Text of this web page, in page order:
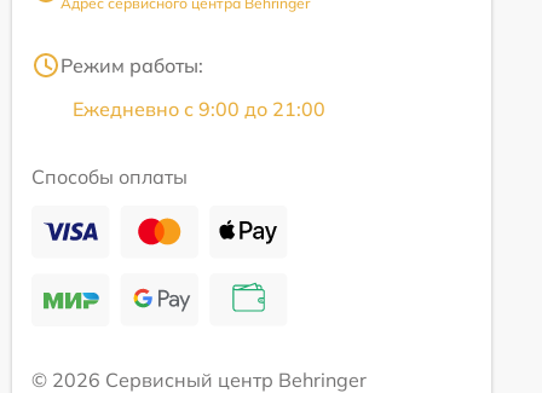
Режим работы:
Ежедневно с 9:00 до 21:00
Способы оплаты
© 2026 Сервисный центр Behringer